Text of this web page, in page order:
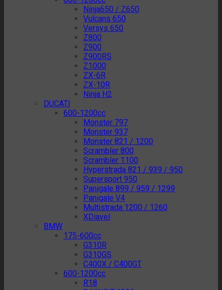
Ninja650 / Z650
Vulcans 650
Versys 650
Z800
Z900
Z900RS
Z1000
ZX-6R
ZX-10R
Ninja H2
DUCATI
600-1200cc
Monster 797
Monster 937
Monster 821 / 1200
Scrambler 800
Scrambler 1100
Hyperstrada 821 / 939 / 950
Supersport 950
Panigale 899 / 959 / 1299
Panigale V4
Multistrada 1200 / 1260
XDiavel
BMW
175-600cc
G310R
G310GS
C400X / C400GT
600-1200cc
R18